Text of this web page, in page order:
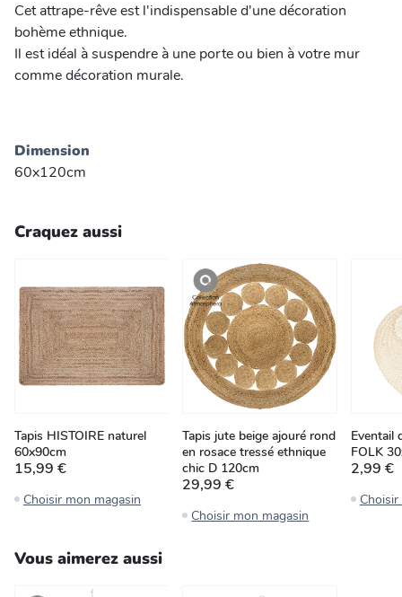
Cet attrape-rêve est l'indispensable d'une décoration
bohème ethnique.
Il est idéal à suspendre à une porte ou bien à votre mur
comme décoration murale.
Dimension
60x120cm
Craquez aussi
Tapis HISTOIRE naturel
60x90cm
15,99 €
Choisir mon magasin
Tapis jute beige ajouré rond
en rosace tressé ethnique
chic D 120cm
29,99 €
Choisir mon magasin
Eventail
FOLK
2,99 €
Vous aimerez aussi